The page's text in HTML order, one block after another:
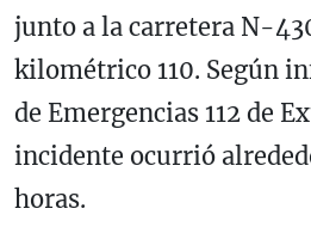
junto a la carretera N-
kilométrico 110. Según
de Emergencias 112 de
incidente ocurrió
horas.